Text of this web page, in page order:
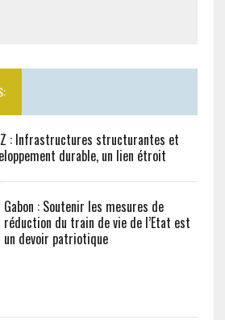
: Infrastructures structurantes et
durable, un lien étroit
Gabon : Soutenir les mesures de
réduction du train de vie de l’Etat est
un devoir patriotique